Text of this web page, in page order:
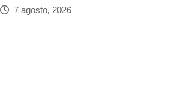
7 agosto, 2026